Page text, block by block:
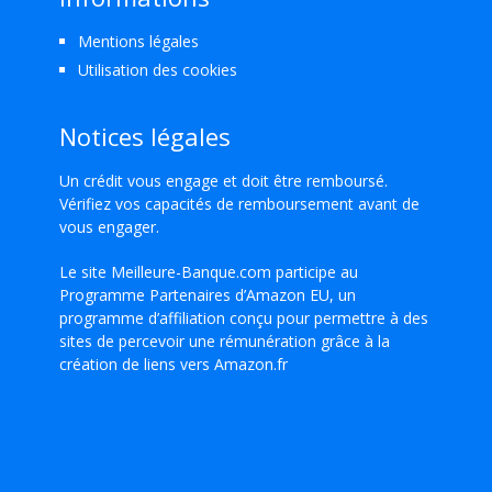
Mentions légales
Utilisation des cookies
Notices légales
Un crédit vous engage et doit être remboursé.
Vérifiez vos capacités de remboursement avant de
vous engager.
Le site Meilleure-Banque.com participe au
Programme Partenaires d’Amazon EU, un
programme d’affiliation conçu pour permettre à des
sites de percevoir une rémunération grâce à la
création de liens vers Amazon.fr